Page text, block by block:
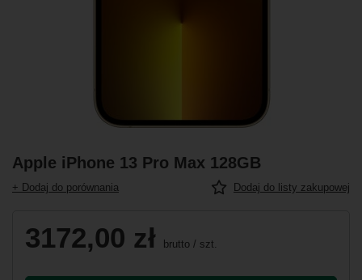
Apple iPhone 13 Pro Max 128GB
+ Dodaj do porównania Dodaj do listy zakupowej
3172,00 zł brutto / szt.